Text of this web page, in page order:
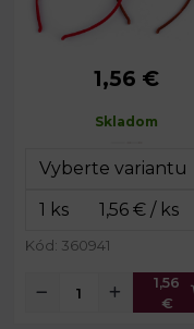
Obvod čelenky:
1,56 €
Skladom
Kód: 360941
1,56
€